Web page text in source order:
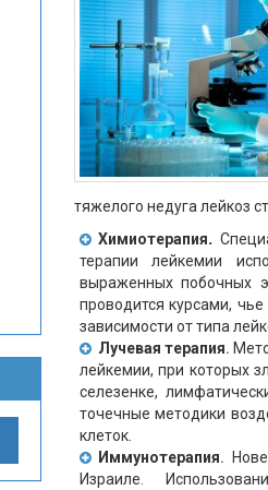
тяжелого недуга лейкоз
Химиотерапия.
терапии лейкемии
выраженных побочных
проводится курсами,
зависимости от типа
Лучевая терапия.
лейкемии, при которых
селезенке,
точечные методики
клеток.
Иммунотерапия.
Израиле.